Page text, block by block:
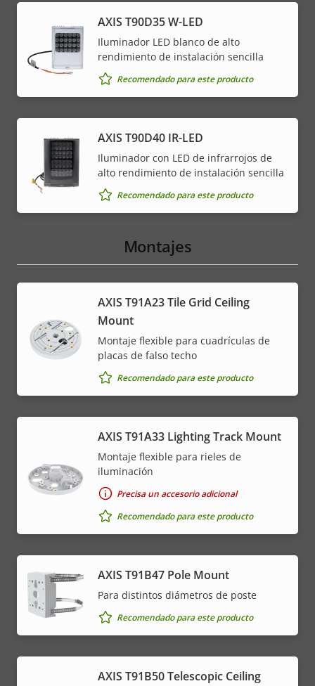
AXIS T90D35 W-LED
Iluminador LED blanco de alto
rendimiento de instalación sencilla
Recomendado para este producto
AXIS T90D40 IR-LED
Iluminador con LED de infrarrojos de
alto rendimiento de instalación sencilla
Recomendado para este producto
Montajes
AXIS T91A23 Tile Grid Ceiling
Mount
Montaje flexible para cuadrículas de
placas de falso techo
Recomendado para este producto
AXIS T91A33 Lighting Track Mount
Montaje flexible para rieles de
iluminación
Precisa un accesorio adicional
Recomendado para este producto
AXIS T91B47 Pole Mount
Para distintos diámetros de poste
Recomendado para este producto
AXIS T91B50 Telescopic Ceiling